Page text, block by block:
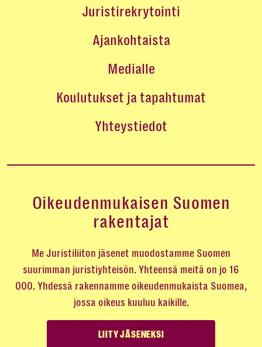
Juristirekrytointi
Ajankohtaista
Medialle
Koulutukset ja tapahtumat
Yhteystiedot
Oikeudenmukaisen Suomen
rakentajat
Me Juristiliiton jäsenet muodostamme Suomen
suurimman juristiyhteisön. Yhteensä meitä on jo 16
000. Yhdessä rakennamme oikeudenmukaista Suomea,
jossa oikeus kuuluu kaikille.
LIITY JÄSENEKSI